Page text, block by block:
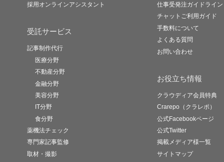
採用オンラインアシスタント
受託サービス
記事制作代行
医療分野
不動産分野
金融分野
美容分野
IT分野
食分野
薬機法チェック
専門家記事監修
取材・撮影
仕事受発注ガイドライン
チャットご利用ガイド
手数料について
よくある質問
お問い合わせ
お役立ち情報
クラウディア会員特典
Crarepo（クラレポ）
公式Facebookページ
公式Twitter
掲載メディア様一覧
サイトマップ